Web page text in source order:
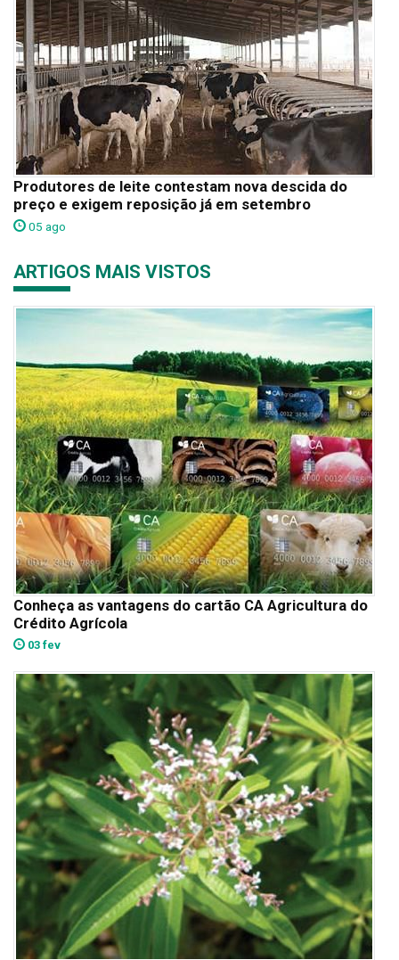
Produtores de leite contestam nova descida do
preço e exigem reposição já em setembro
05 ago
ARTIGOS MAIS VISTOS
Conheça as vantagens do cartão CA Agricultura do
Crédito Agrícola
03 fev